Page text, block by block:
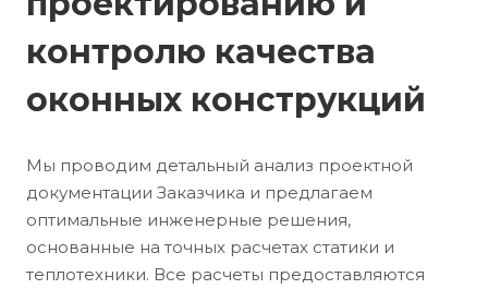
контролю качества
оконных конструкций
Мы проводим детальный анализ проектной
документации Заказчика и предлагаем
оптимальные инженерные решения,
основанные на точных расчетах статики и
теплотехники. Все расчеты предоставляются